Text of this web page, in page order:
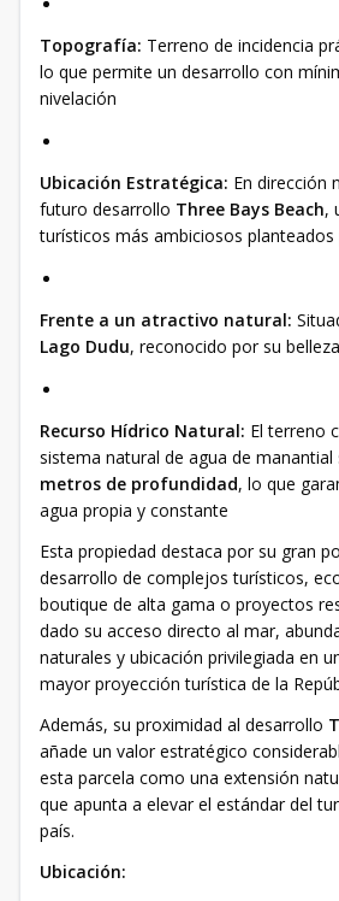
Topografía: Terreno de incidencia
lo que permite un desarrollo con
nivelación
Ubicación Estratégica: En dirección
futuro desarrollo Three Bays Beach,
turísticos más ambiciosos planteados
Frente a un atractivo natural:
Lago Dudu, reconocido por su
Recurso Hídrico Natural: El terreno
sistema natural de agua de
metros de profundidad, lo que
agua propia y constante
Esta propiedad destaca por su gran
desarrollo de complejos turísticos,
boutique de alta gama o proyectos
dado su acceso directo al mar,
naturales y ubicación privilegiada en
mayor proyección turística de la
Además, su proximidad al desarrollo
añade un valor estratégico
esta parcela como una extensión
que apunta a elevar el estándar del
país.
Ubicación: